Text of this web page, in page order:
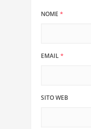
NOME *
EMAIL*
SITO WEB